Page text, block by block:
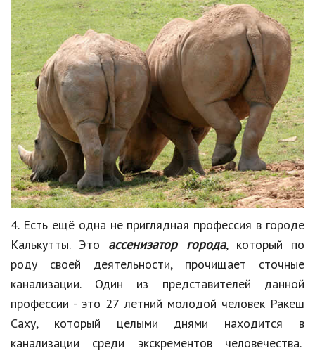
4. Есть ещё одна не приглядная профессия в городе
Калькутты. Это ассенизатор города, который по
роду своей деятельности, прочищает сточные
канализации. Один из представителей данной
профессии - это 27 летний молодой человек Ракеш
Саху, который целыми днями находится в
канализации среди экскрементовчеловечества.